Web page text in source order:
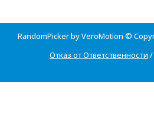
RandomPicker by VeroMotion ©
Отказ от Ответственности /